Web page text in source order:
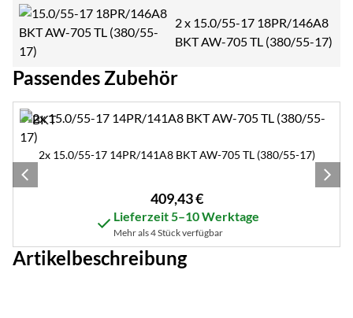
2 x 15.0/55-17 18PR/146A8
BKT AW-705 TL (380/55-17)
Passendes Zubehör
Zubehör überspringen
2x 15.0/55-17 14PR/141A8 BKT AW-705 TL (380/55-17)
409,43€
Lieferzeit 5–10 Werktage
Mehr als 4 Stück verfügbar
Artikelbeschreibung